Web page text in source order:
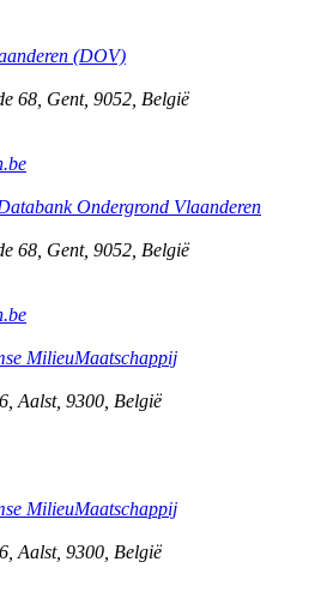
(DOV)
68 Gent, 9052 België
Ondergrond Vlaanderen
68 Gent, 9052 België
MilieuMaatschappij
Aalst, 9300 België
MilieuMaatschappij
Aalst, 9300 België